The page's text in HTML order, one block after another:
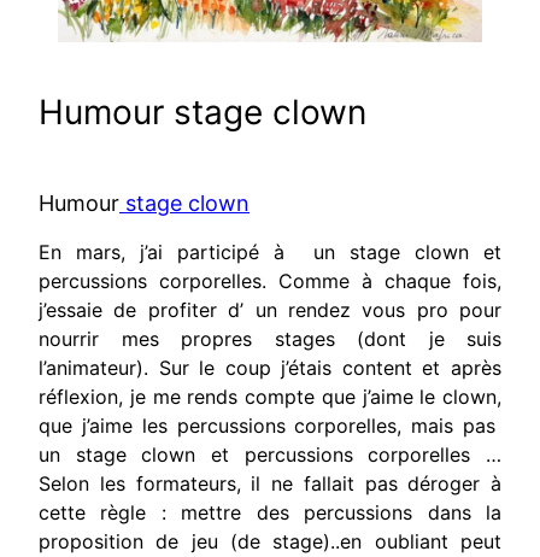
Humour stage clown
Humour stage clown
En mars, j’ai participé à un stage clown et
percussions corporelles. Comme à chaque fois,
j’essaie de profiter d’ un rendez vous pro pour
nourrir mes propres stages (dont je suis
l’animateur). Sur le coup j’étais content et après
réflexion, je me rends compte que j’aime le clown,
que j’aime les percussions corporelles, mais pas
un stage clown et percussions corporelles …
Selon les formateurs, il ne fallait pas déroger à
cette règle : mettre des percussions dans la
proposition de jeu (de stage)..en oubliant peut